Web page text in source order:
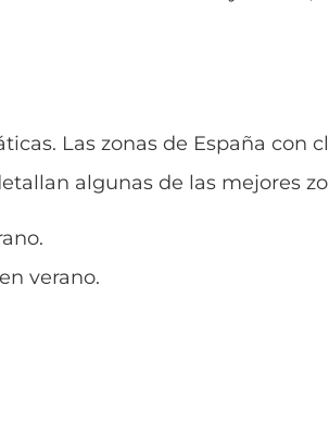
Las zonas de España con
algunas de las mejores
verano.